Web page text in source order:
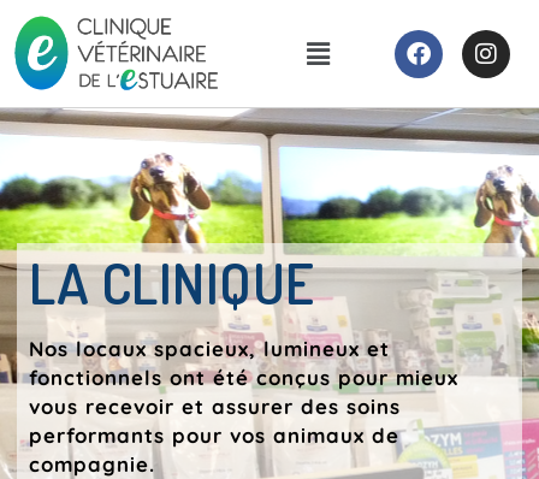
LA CLINIQUE
Nos locaux spacieux, lumineux et
fonctionnels ont été conçus pour mieux
vous recevoir et assurer des soins
performants pour vos animaux de
compagnie.